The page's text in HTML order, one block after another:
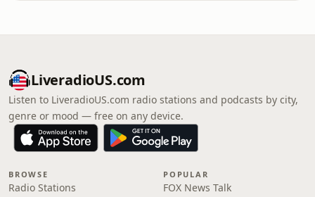
LiveradioUS.com
Listen to LiveradioUS.com radio stations and podcasts by city,
genre or mood — free on any device.
BROWSE
Radio Stations
POPULAR
FOX News Talk